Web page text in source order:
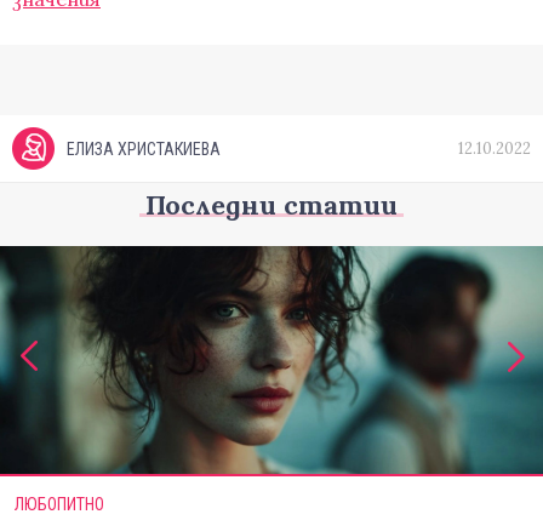
ЕЛИЗА ХРИСТАКИЕВА 12.10.2022
Последни статии
ЛЮБОПИТНО